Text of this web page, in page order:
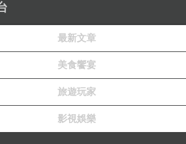
最新文章
美食饗宴
旅遊玩家
影視娛樂